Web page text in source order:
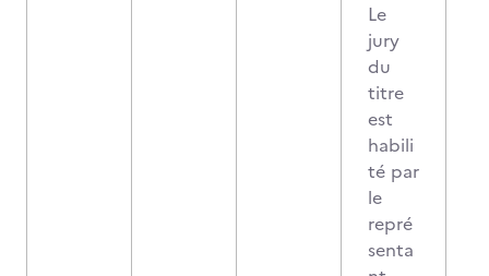
Le
jury
du
titre
est
habili
té par
le
repré
senta